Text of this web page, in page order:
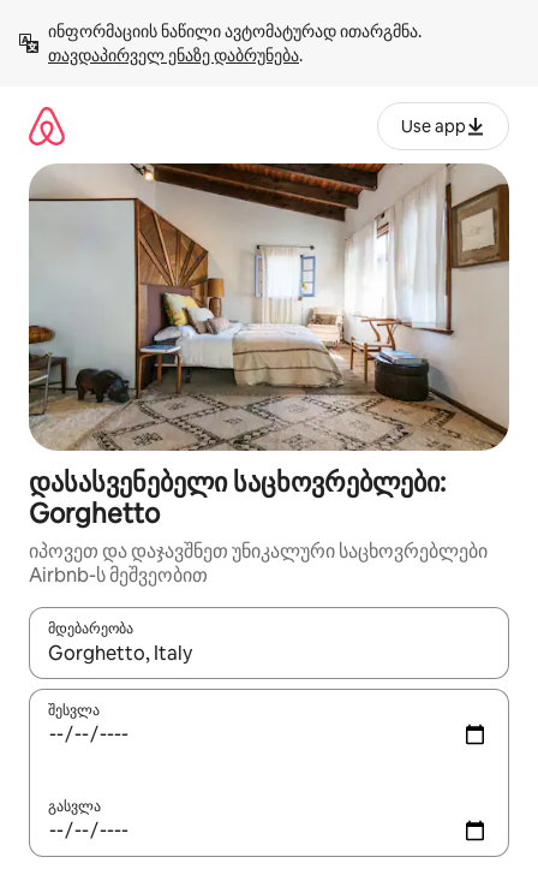
გადასვლა
თავდაპირველ ენაზე დაბრუნება.
Use app
დასასვენებელი საცხოვრებლები:
Gorghetto
იპოვეთ და დაჯავშნეთ უნიკალური საცხოვრებლები
Airbnb-ს მეშვეობით
მდებარეობა
როცა შედეგები ხელმისაწვდომი გახდება, ნავიგაციისთვის
შესვლა
გასვლა